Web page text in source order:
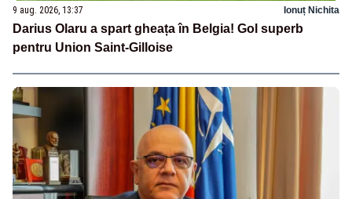
9 aug. 2026, 13:37 Ionuț Nichita
Darius Olaru a spart gheața în Belgia! Gol superb
pentru Union Saint-Gilloise